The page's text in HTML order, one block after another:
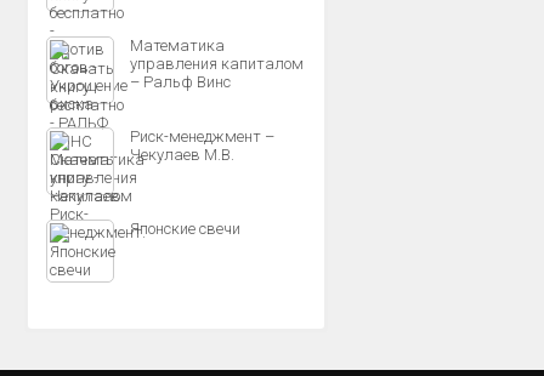
Математика
управления капиталом
– Ральф Винс
Риск-менеджмент –
Чекулаев М.В.
Японские свечи